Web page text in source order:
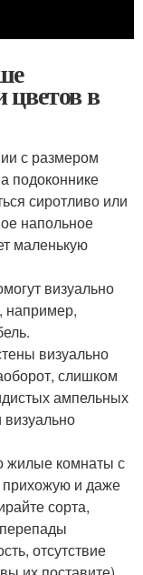
цветов в
с размером
подоконнике
сиротливо или
напольное
маленькую
визуально
например,
визуально
слишком
ампельных
жилые комнаты с
и даже
сорта,
отсутствие